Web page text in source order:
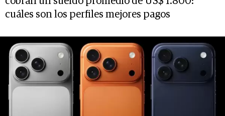
cuáles son los perfiles mejores pagos